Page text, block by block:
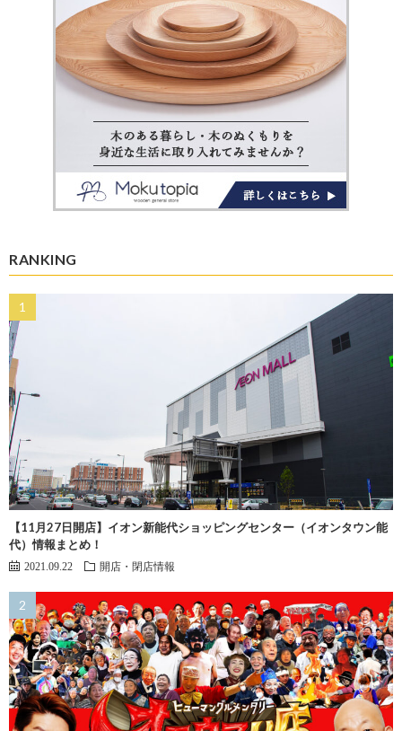
RANKING
【11月27日開店】イオン新能代ショッピングセンター（イオンタウン能
代）情報まとめ！
2021.09.22 開店・閉店情報